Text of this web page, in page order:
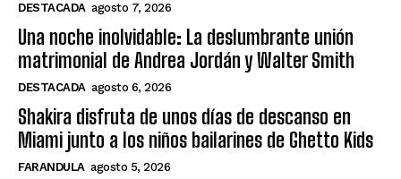
DESTACADA agosto 7, 2026
Una noche inolvidable: La deslumbrante unión
matrimonial de Andrea Jordán y Walter Smith
DESTACADA agosto 6, 2026
Shakira disfruta de unos días de descanso en
Miami junto a los niños bailarines de Ghetto Kids
FARANDULA agosto 5, 2026